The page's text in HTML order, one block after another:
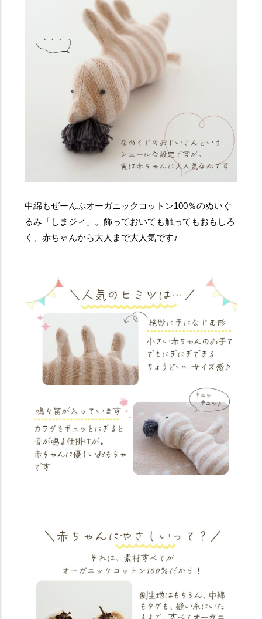
中綿もぜーんぶオーガニックコットン100％のぬいぐ
るみ「しまジィ」。飾っておいても触ってもおもしろ
く、赤ちゃんから大人まで大人気です♪